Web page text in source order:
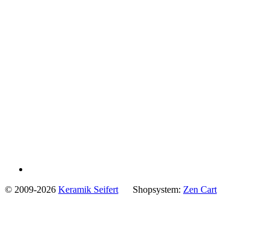
© 2009-2026 Keramik Seifert Shopsystem: Zen Cart